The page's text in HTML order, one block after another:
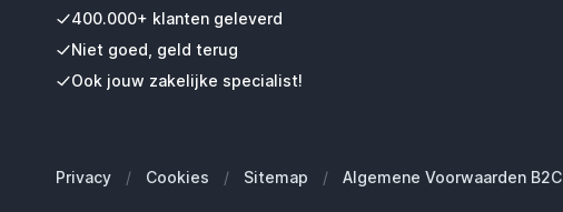
400.000+ klanten geleverd
Niet goed, geld terug
Ook jouw zakelijke specialist!
Privacy / Cookies / Sitemap / Algemene Voorwaarden B2C